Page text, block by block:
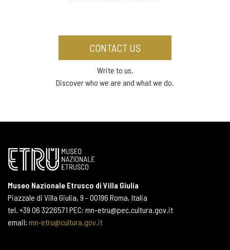
CONTACT US
Write to us.
Discover who we are and what we do.
Museo Nazionale Etrusco di Villa Giulia
Piazzale di Villa Giulia, 9 - 00196 Roma, Italia
tel. +39 06 3226571 PEC: mn-etru@pec.cultura.gov.it
email: mn-etru@cultura.gov.it